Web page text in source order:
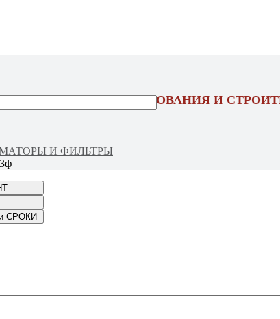
ОТ ПРОЕКТИРОВАНИЯ И
И ФИЛЬТРЫ